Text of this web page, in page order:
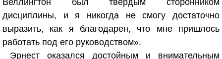
Веллингтон был твердым сторонником
дисциплины, и я никогда не смогу достаточно
выразить, как я благодарен, что мне пришлось
работать под его руководством».
Эрнест оказался достойным и внимательным